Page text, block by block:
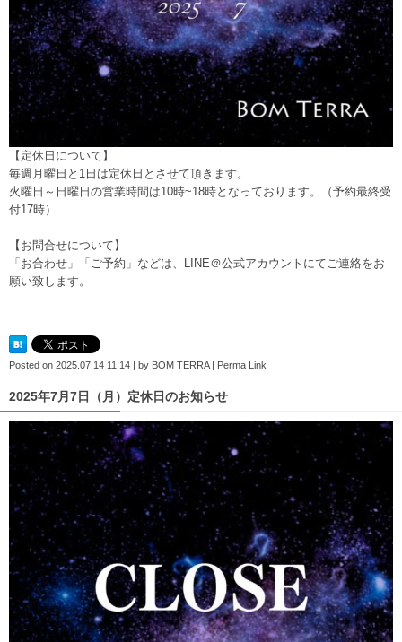
【定休日について】
毎週月曜日と1日は定休日とさせて頂きます。
火曜日～日曜日の営業時間は10時~18時となっております。（予約最終受
付17時）
【お問合せについて】
「お合わせ」「ご予約」などは、 LINE＠公式アカウント にてご連絡をお
願い致します。
Posted on 2025.07.14 11:14 | by BOM TERRA| Perma Link
2025年7月7日（月）定休日のお知らせ